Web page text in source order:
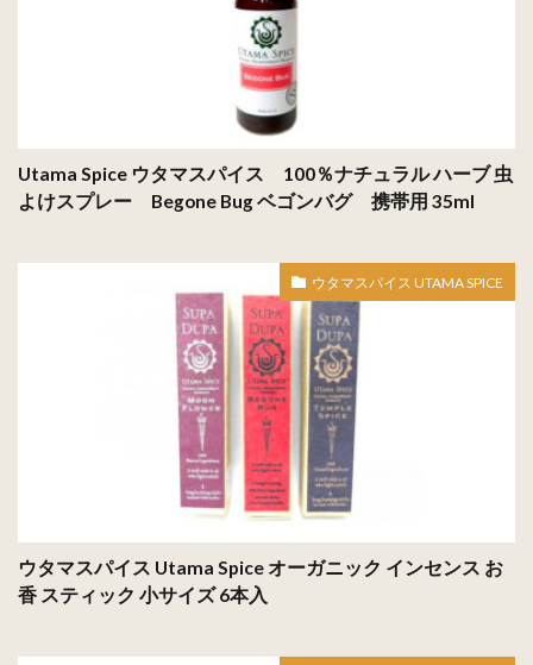
Utama Spice ウタマスパイス 100％ナチュラル ハーブ 虫
よけスプレー Begone Bug ベゴンバグ 携帯用 35ml
ウタマスパイス UTAMA SPICE
ウタマスパイス Utama Spice オーガニック インセンス お
香 スティック 小サイズ 6本入